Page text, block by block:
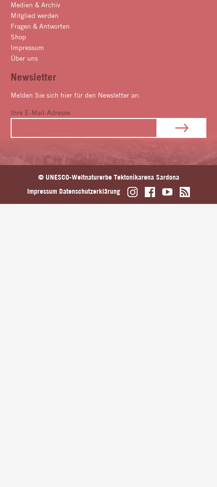
Medien & Archiv
Mitglied werden
Fragen & Antworten
Shop
Impressum
Über uns
Newsletter
Melden Sie sich hier für den Newsletter an.
Ihre E-Mail-Adresse
© UNESCO-Weltnaturerbe Tektonikarena Sardona
Impressum Datenschutzerklärung